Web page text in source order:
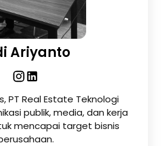
Ariyanto
PT Real Estate Teknologi
publik, media, dan kerja
mencapai target bisnis